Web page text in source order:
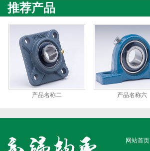
推荐产品
产品名称二 产品名称六
网站首页